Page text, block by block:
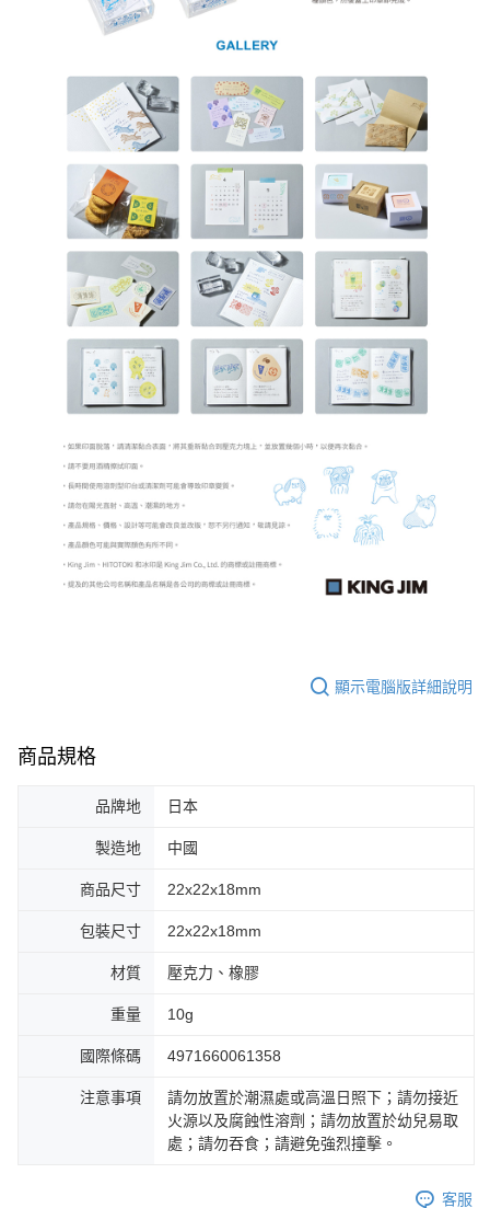
顯示電腦版詳細說明
商品規格
品牌地 日本
製造地 中國
商品尺寸 22x22x18mm
包裝尺寸 22x22x18mm
材質 壓克力、橡膠
重量 10g
國際條碼 4971660061358
注意事項
請勿放置於潮濕處或高溫日照下；請勿接近
火源以及腐蝕性溶劑；請勿放置於幼兒易取
處；請勿吞食；請避免強烈撞擊。
客服